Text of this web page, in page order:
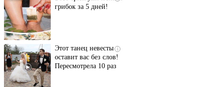
грибок за 5 дней!
i
Этот танец невесты
оставит вас без слов!
Пересмотрела 10 раз